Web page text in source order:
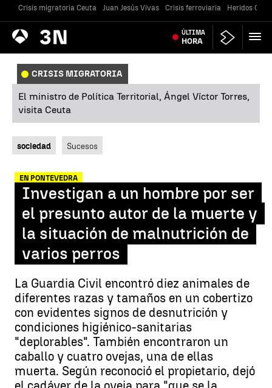
Crisis migratoria Ceuta Juan Jesús Vivas Crisis ferroviaria Heridos
Antena
3 Noticias ÚLTIMA
HORA
CRISIS MIGRATORIA
El ministro de Política Territorial, Ángel Víctor Torres,
visita Ceuta
sociedad Sucesos
EN PONTEVEDRA
Investigan a un hombre por ser
el presunto autor de la muerte y
la situación de malnutrición de
varios perros
La Guardia Civil encontró diez animales de
diferentes razas y tamaños en un cobertizo
con evidentes signos de desnutrición y
condiciones higiénico-sanitarias
"deplorables". También encontraron un
caballo y cuatro ovejas, una de ellas
muerta. Según reconoció el propietario, dejó